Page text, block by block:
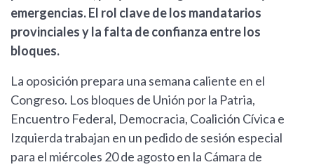
emergencias. El rol clave de los mandatarios
provinciales y la falta de confianza entre los
bloques.
La oposición prepara una semana caliente en el
Congreso. Los bloques de Unión por la Patria,
Encuentro Federal, Democracia, Coalición Cívica e
Izquierda trabajan en un pedido de sesión especial
para el miércoles 20 de agosto en la Cámara de